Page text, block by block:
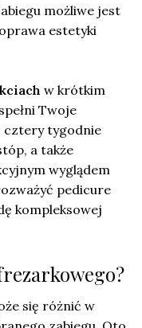
możliwe jest
estetyki
w krótkim
Twoje
cztery tygodnie
a także
wyglądem
pedicure
kompleksowej
się różnić w